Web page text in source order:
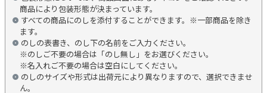
商品により包装形態が決まっています。
すべての商品にのしを添付することができます。※一部商品を除き
ます。
のしの表書き、のし下の名前をご入力ください。
※のしご不要の場合は「のし無し」をお選びください。
※名入れご不要の場合は空白にしてください。
のしのサイズや形式は出荷元により異なりますので、選択できませ
ん。